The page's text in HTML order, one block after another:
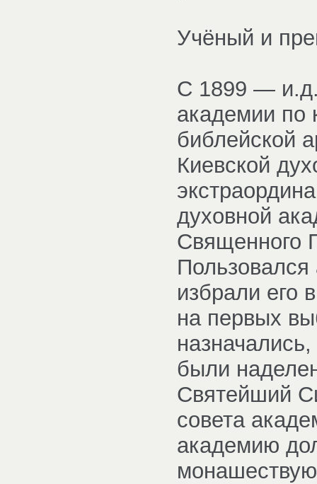
Учёный и
С 1899 — и.д.
академии по
библейской
Киевской
духовной
Священного
Пользовался
избрали его
на первых
были
Святейший
совета
академию